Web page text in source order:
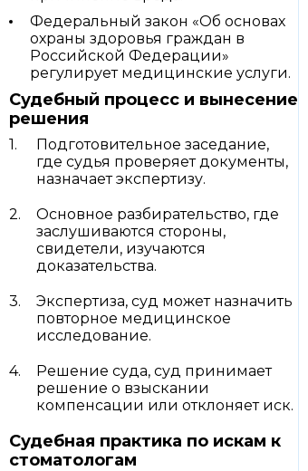
Федеральный закон «Об основах
охраны здоровья граждан в
Российской Федерации»
регулирует медицинские услуги.
Судебный процесс и вынесение
решения
Подготовительное заседание,
где судья проверяет документы,
назначает экспертизу.
Основное разбирательство, где
заслушиваются стороны,
свидетели, изучаются
доказательства.
Экспертиза, суд может назначить
повторное медицинское
исследование.
Решение суда, суд принимает
решение о взыскании
компенсации или отклоняет иск.
Судебная практика по искам к
стоматологам